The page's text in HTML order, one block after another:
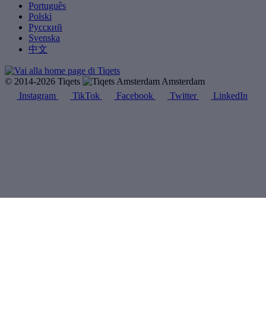
Português
Polski
Русский
Svenska
中文
© 2014-2026 Tiqets
Amsterdam
Instagram
TikTok Facebook Twitter LinkedIn